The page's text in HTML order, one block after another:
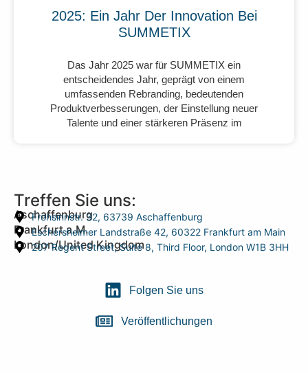
2025: Ein Jahr Der Innovation Bei
SUMMETIX
Das Jahr 2025 war für SUMMETIX ein
entscheidendes Jahr, geprägt von einem
umfassenden Rebranding, bedeutenden
Produktverbesserungen, der Einstellung neuer
Talente und einer stärkeren Präsenz im
Treffen Sie uns:
Aschaffenburg
Frohsinnstr. 32, 63739 Aschaffenburg
Frankfurt a.M.
Eschersheimer Landstraße 42, 60322 Frankfurt am Main
London/United Kingdom
207 Regent Street, Suite 8, Third Floor, London W1B 3HH
Folgen Sie uns
Veröffentlichungen